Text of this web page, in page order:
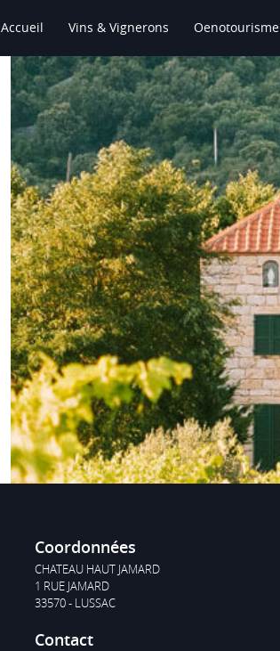
Accueil Vins & Vignerons Oenotourisme
Le Vin
PRESTIGE DE HAUT JAMARD
Rouge
Coordonnées
CHATEAU HAUT JAMARD
1 RUE JAMARD
33570 - LUSSAC
Contact